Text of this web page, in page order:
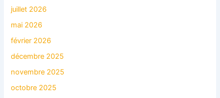
juillet 2026
mai 2026
février 2026
décembre 2025
novembre 2025
octobre 2025